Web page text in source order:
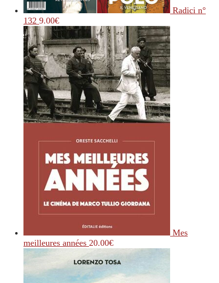
Radici n°
132 9.00€
Mes
meilleures années 20.00€